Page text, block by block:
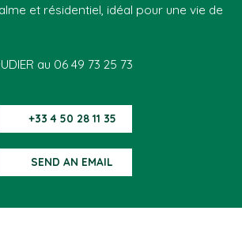
et résidentiel, idéal pour une vie de
au 06 49 73 25 73
+33 4 50 28 11 35
SEND AN EMAIL